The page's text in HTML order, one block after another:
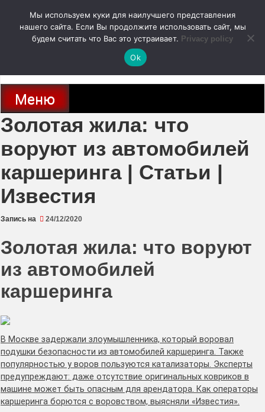
содержимому
autodoc24.ru
Новости про современные автомобили и не только, новинки зарубежного
и отечественного автопрома
Меню
Золотая жила: что
воруют из автомобилей
каршеринга | Статьи |
Известия
Запись на 24/12/2020
Золотая жила: что воруют
из автомобилей
каршеринга
В Москве задержали злоумышленника, который воровал
подушки безопасности из автомобилей каршеринга. Также
популярностью у воров пользуются катализаторы. Эксперты
предупреждают: даже отсутствие оригинальных ковриков в
машине может быть опасным для арендатора. Как операторы
каршеринга борются с воровством, выясняли «Известия».
Мы используем куки для наилучшего представления
нашего сайта. Если Вы продолжите использовать сайт, мы
будем считать что Вас это устраивает. Privacy policy
Ok